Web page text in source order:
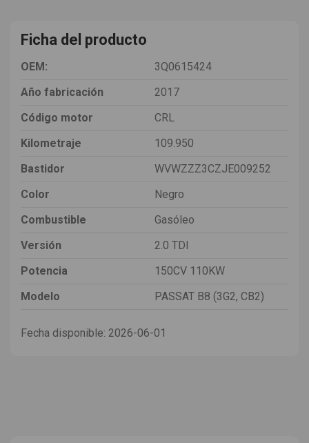
Ficha del producto
OEM:
3Q0615424
Año fabricación
2017
Código motor
CRL
Kilometraje
109.950
Bastidor
WVWZZZ3CZJE009252
Color
Negro
Combustible
Gasóleo
Versión
2.0 TDI
Potencia
150CV 110KW
Modelo
PASSAT B8 (3G2, CB2)
Fecha disponible: 2026-06-01